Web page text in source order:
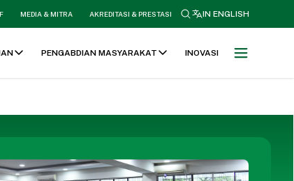
MEDIA & MITRA AKREDITASI & PRESTASI IN ENGLISH
PENGABDIAN MASYARAKAT INOVASI